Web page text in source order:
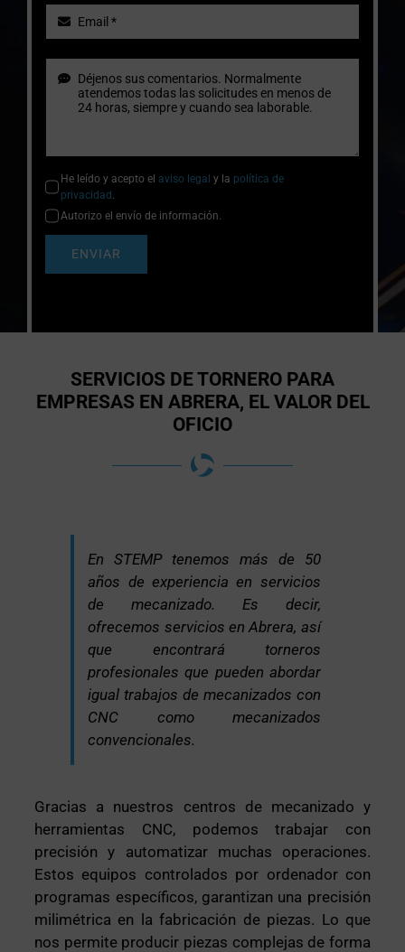
He leído y acepto el aviso legal y la política de
privacidad .
Autorizo el envío de información.
ENVIAR
SERVICIOS DE TORNERO PARA
EMPRESAS EN ABRERA, EL VALOR DEL
OFICIO
En STEMP tenemos más de 50
años de experiencia en servicios
de mecanizado. Es decir,
ofrecemos servicios en Abrera, así
que encontrará torneros
profesionales que pueden abordar
igual trabajos de mecanizados con
CNC como mecanizados
convencionales.
Gracias a nuestros centros de mecanizado y
herramientas CNC, podemos trabajar con
precisión y automatizar muchas operaciones.
Estos equipos controlados por ordenador con
programas específicos, garantizan una precisión
milimétrica en la fabricación de piezas. Lo que
nos permite producir piezas complejas de forma